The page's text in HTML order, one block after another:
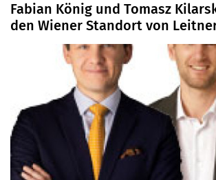
Fabian König und Tomasz
den Wiener Standort von